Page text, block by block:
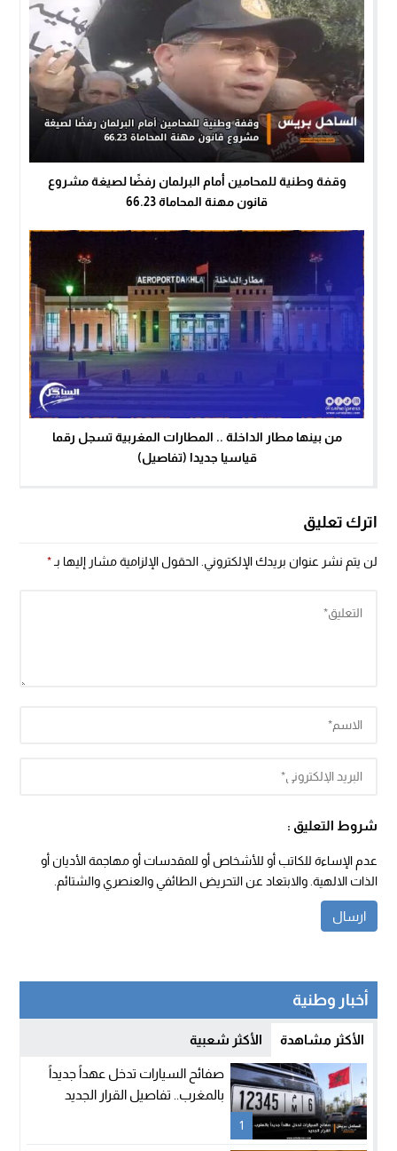
وقفة وطنية للمحامين أمام البرلمان رفضًا لصيغة مشروع
قانون مهنة المحاماة 66.23
من بينها مطار الداخلة .. المطارات المغربية تسجل رقما
قياسيا جديدا (تفاصيل)
اترك تعليق
لن يتم نشر عنوان بريدك الإلكتروني. الحقول الإلزامية مشار إليها بـ*
شروط التعليق :
عدم الإساءة للكاتب أو للأشخاص أو للمقدسات أو مهاجمة الأديان أو
الذات الالهية. والابتعاد عن التحريض الطائفي والعنصري والشتائم.
أخبار وطنية
الأكثر مشاهدة الأكثر شعبية
1
صفائح السيارات تدخل عهداً جديداً
بالمغرب.. تفاصيل القرار الجديد